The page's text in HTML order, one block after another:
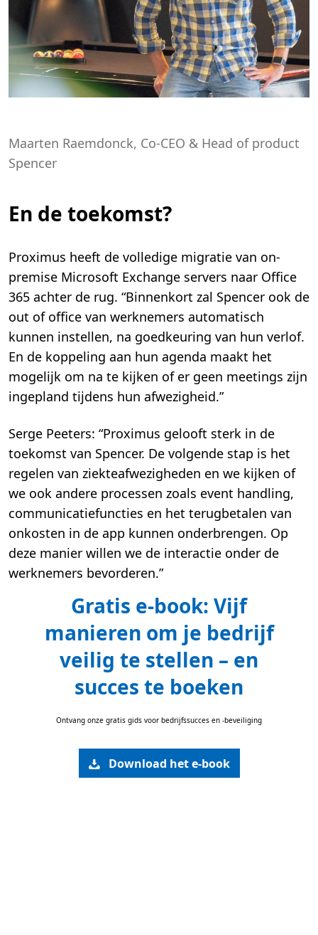
Maarten Raemdonck, Co-CEO & Head of product
Spencer
En de toekomst?
Proximus heeft de volledige migratie van on-
premise Microsoft Exchange servers naar Office
365 achter de rug. “Binnenkort zal Spencer ook de
out of office van werknemers automatisch
kunnen instellen, na goedkeuring van hun verlof.
En de koppeling aan hun agenda maakt het
mogelijk om na te kijken of er geen meetings zijn
ingepland tijdens hun afwezigheid.”
Serge Peeters: “Proximus gelooft sterk in de
toekomst van Spencer. De volgende stap is het
regelen van ziekteafwezigheden en we kijken of
we ook andere processen zoals event handling,
communicatiefuncties en het terugbetalen van
onkosten in de app kunnen onderbrengen. Op
deze manier willen we de interactie onder de
werknemers bevorderen.”
Gratis e-book: Vijf
manieren om je bedrijf
veilig te stellen – en
succes te boeken
Ontvang onze gratis gids voor bedrijfssucces en -beveiliging
Download het e-book